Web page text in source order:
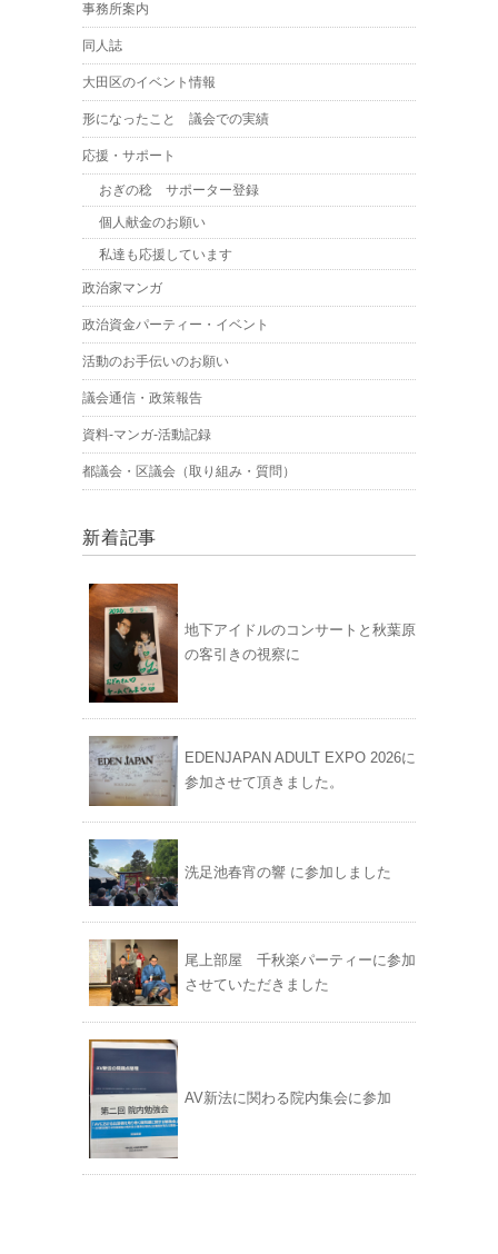
事務所案内
同人誌
大田区のイベント情報
形になったこと 議会での実績
応援・サポート
おぎの稔 サポーター登録
個人献金のお願い
私達も応援しています
政治家マンガ
政治資金パーティー・イベント
活動のお手伝いのお願い
議会通信・政策報告
資料-マンガ-活動記録
都議会・区議会（取り組み・質問）
新着記事
地下アイドルのコンサートと秋葉原
の客引きの視察に
EDENJAPAN ADULT EXPO 2026に
参加させて頂きました。
洗足池春宵の響 に参加しました
尾上部屋 千秋楽パーティーに参加
させていただきました
AV新法に関わる院内集会に参加